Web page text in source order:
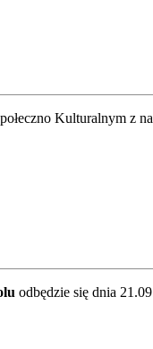
Kulturalnym z
odbędzie się dnia